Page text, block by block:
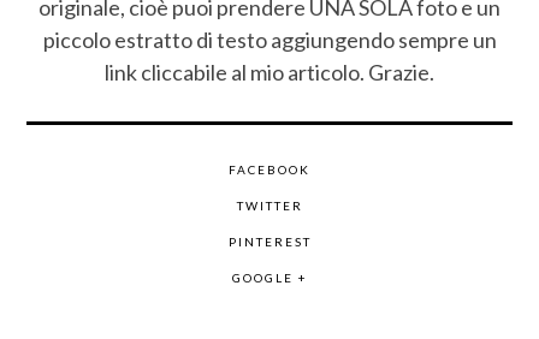
originale, cioè puoi prendere UNA SOLA foto e un
piccolo estratto di testo aggiungendo sempre un
link cliccabile al mio articolo. Grazie.
FACEBOOK
TWITTER
PINTEREST
GOOGLE +